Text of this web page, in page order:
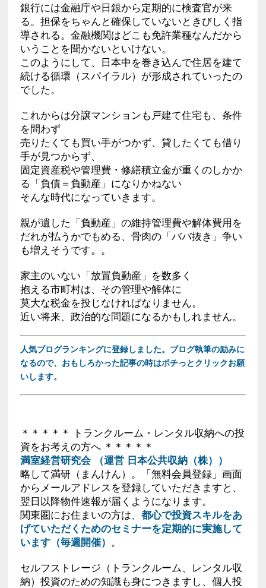
銀行には金融庁や日銀から定期的に検査官が来
る。担保をちゃんと確保していないときびしく指
導される。金融機関はどこも免許業種なんだから
いうことを聞かないといけない。
このようにして、日本中を巻き込んで住居を建て
続ける循環（スパイラル）が形成されていったの
でした。
これからは分譲マンションも戸建て住宅も、条件
を問わず
売りたくても買い手がつかず、貸したくても借り
手が見つからず、
固定資産税や管理費・修繕積立金が重くのしかか
る「負債＝負動産」になりかねない
そんな時代になっていきます。
親が遺した「負動産」の維持管理費や解体費用を
だれが払うかでもめる、骨肉の「ババ抜き」争い
も増えそうです。。
家主のいない「放置負動産」を数多く
抱える市町村は、その管理や解体に
莫大な税金を投じなければなりません。
近い将来、政治的な問題になるかもしれません。
人気ブログランキングに登録しました。ブログ執筆の励みに
なるので、おもしろかった記事の時はポチっとクリックお願
いします。
＊＊＊＊＊ トランクルーム・レンタル収納への投
資をお考えの方へ ＊＊＊＊＊
満室経営研究会 （運営 日本公共収納（株））
略して満研（まんけん）。「無料会員登録」画面
からメールアドレスを登録していただきますと、
翌日以降物件速報が届くようになります。
関東圏にお住まいの方は、 都心で投資スキルをあ
げていただくためのセミナーを定期的に実施して
います（毎週開催） 。
セルフストレージ（トランクルーム、レンタル収
納）投資のための知識も身につきますし、個人投